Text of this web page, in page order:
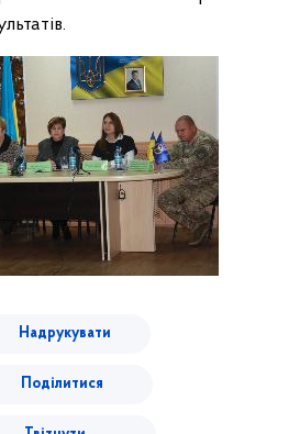
Надрукувати
Поділитися